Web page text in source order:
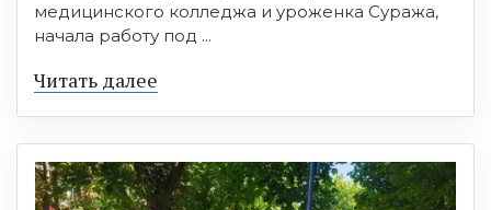
медицинского колледжа и уроженка Суража,
начала работу под ...
Читать далее